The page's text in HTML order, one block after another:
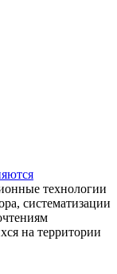
технологии
систематизации
на территории